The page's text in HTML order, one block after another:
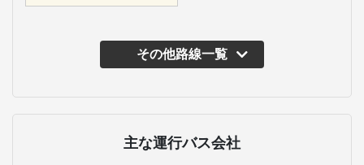
その他路線一覧
主な運行バス会社